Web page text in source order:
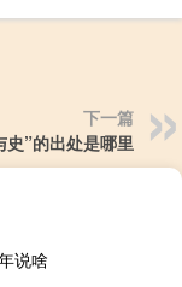
下一篇
史”的出处是哪里
说啥